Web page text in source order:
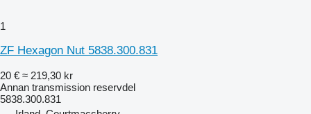
1
ZF Hexagon Nut 5838.300.831
20 € ≈ 219,30 kr
Annan transmission reservdel
5838.300.831